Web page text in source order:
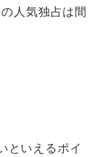
人気独占は間
といえるポイ